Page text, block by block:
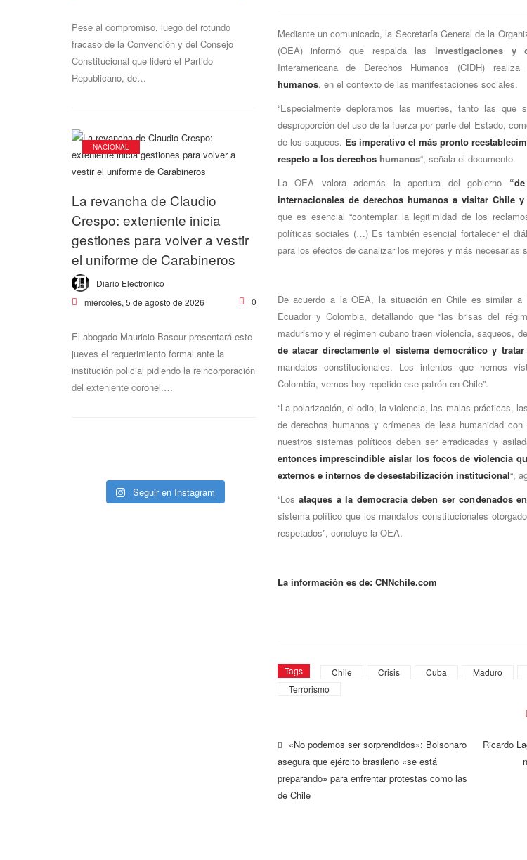
Mediante un comunicado, la Secretaría General de la
(OEA) informó que respalda las investigaciones y
Interamericana de Derechos Humanos (CIDH) realiza
humanos, en el contexto de las manifestaciones sociales.
“Especialmente deploramos las muertes, tanto las
desproporción del uso de la fuerza por parte del Estado,
de los saqueos. Es imperativo el más pronto
respeto a los derechos humanos“, señala el documento.
La OEA valora además la apertura del gobierno
internacionales de derechos humanos a visitar Chile
que es esencial “contemplar la legitimidad de los
políticas sociales (…) Es también esencial fortalecer el
para los efectos de canalizar los mejores y más necesarias
De acuerdo a la OEA, la situación en Chile es similar a
Ecuador y Colombia, detallando que “las brisas del
madurismo y el régimen cubano traen violencia, saqueos,
de atacar directamente el sistema democrático y
mandatos constitucionales. Los intentos que hemos
Colombia, vemos hoy repetido ese patrón en Chile”.
“La polarización, el odio, la violencia, las malas prácticas,
de derechos humanos y crímenes de lesa humanidad
nuestros sistemas políticos deben ser erradicadas y
entonces imprescindible aislar los focos de violencia
externos e internos de desestabilización institucional“,
“Los ataques a la democracia deben ser condenados
sistema político que los mandatos constitucionales
respetados”, concluye la OEA.
La información es de: CNNchile.com
Tags Chile Crisis Cuba Maduro
Terrorismo
«No podemos ser sorprendidos»: Bolsonaro
asegura que ejército brasileño «se está
preparando» para enfrentar protestas como las
de Chile
Ricardo
Pese al compromiso, luego del rotundo
fracaso de la Convención y del Consejo
Constitucional que lideró el Partido
Republicano, de…
NACIONAL
La revancha de Claudio
Crespo: exteniente inicia
gestiones para volver a vestir
el uniforme de Carabineros
Diario Electronico
miércoles, 5 de agosto de 2026
0
El abogado Mauricio Bascur presentará este
jueves el requerimiento formal ante la
institución policial pidiendo la reincorporación
del exteniente coronel.…
Seguir en Instagram